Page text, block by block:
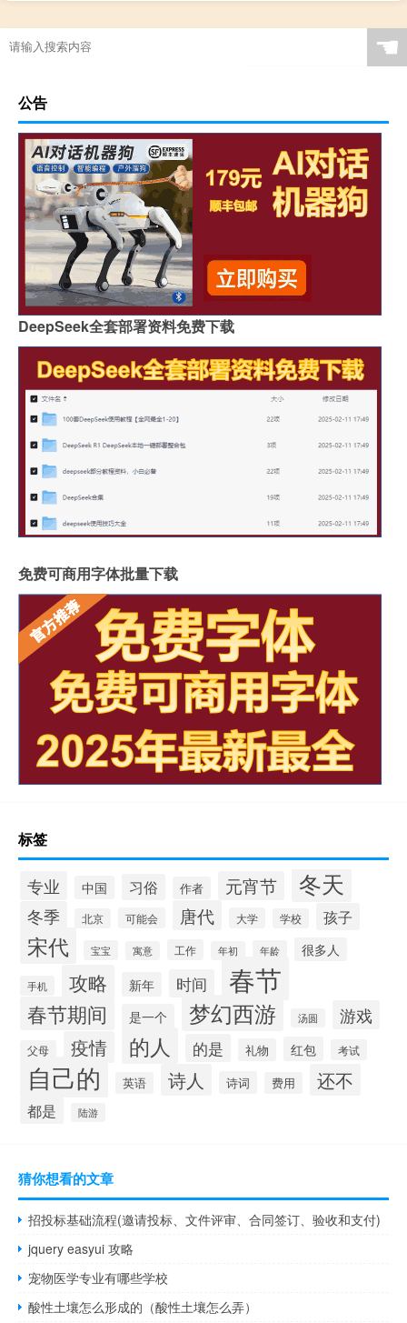
☚
公告
DeepSeek全套部署资料免费下载
免费可商用字体批量下载
标签
专业 中国 习俗 作者 元宵节 冬天
冬季 北京 可能会 唐代 大学 学校 孩子
宋代 宝宝 寓意 工作 年初 年龄 很多人
手机 攻略 新年 时间 春节
春节期间 是一个 梦幻西游 汤圆 游戏
父母 疫情 的人 的是 礼物 红包 考试
自己的 英语 诗人 诗词 费用 还不
都是 陆游
猜你想看的文章
招投标基础流程(邀请投标、文件评审、合同签订、验收和支付)
jquery easyui 攻略
宠物医学专业有哪些学校
酸性土壤怎么形成的（酸性土壤怎么弄）